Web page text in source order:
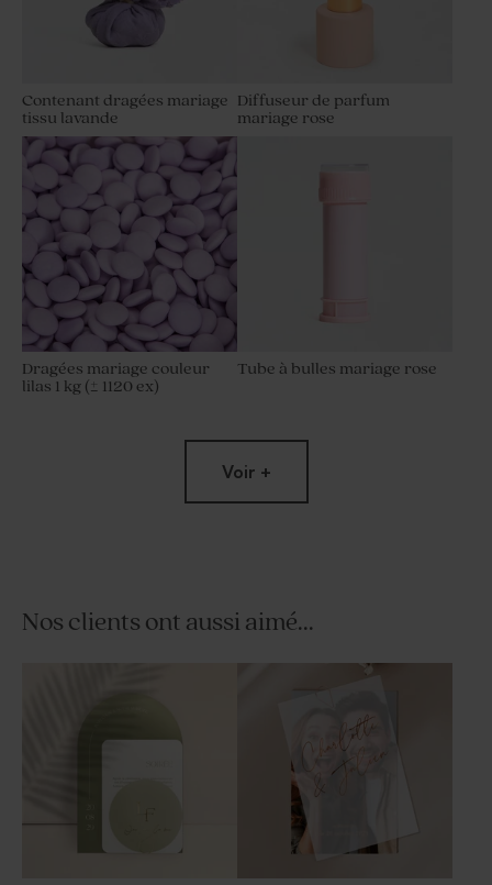
Contenant dragées mariage
tissu lavande
Diffuseur de parfum
mariage rose
Dragées mariage couleur
lilas 1 kg (± 1120 ex)
Tube à bulles mariage rose
Savon artisanal rond
mariage - fleurs hibiscus
Voir +
Nos clients ont aussi aimé...